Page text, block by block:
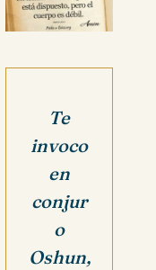
Te
invoco
en
conjur
o
Oshun,